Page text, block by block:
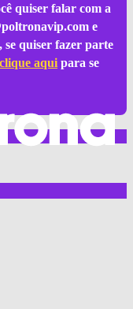
quiser falar com a
e
se quiser fazer parte
clique aqui para se